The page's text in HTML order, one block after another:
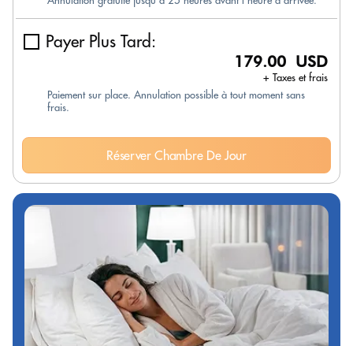
Payer Plus Tard:
179.00 USD
+ Taxes et frais
Paiement sur place. Annulation possible à tout moment sans
frais.
Réserver Chambre De Jour